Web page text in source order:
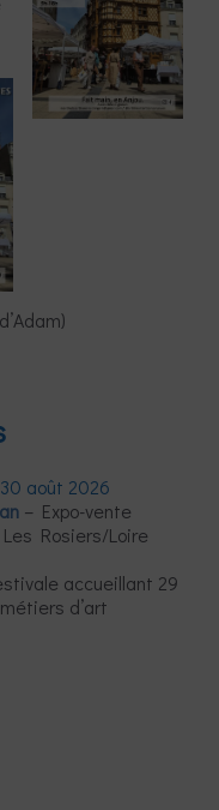
août 2026
– Expo-vente
Rosiers/Loire
accueillant 29
d’art